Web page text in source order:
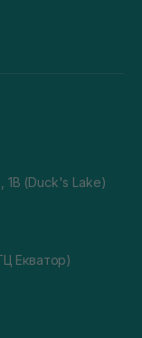
1В (Duck's Lake)
Екватор)